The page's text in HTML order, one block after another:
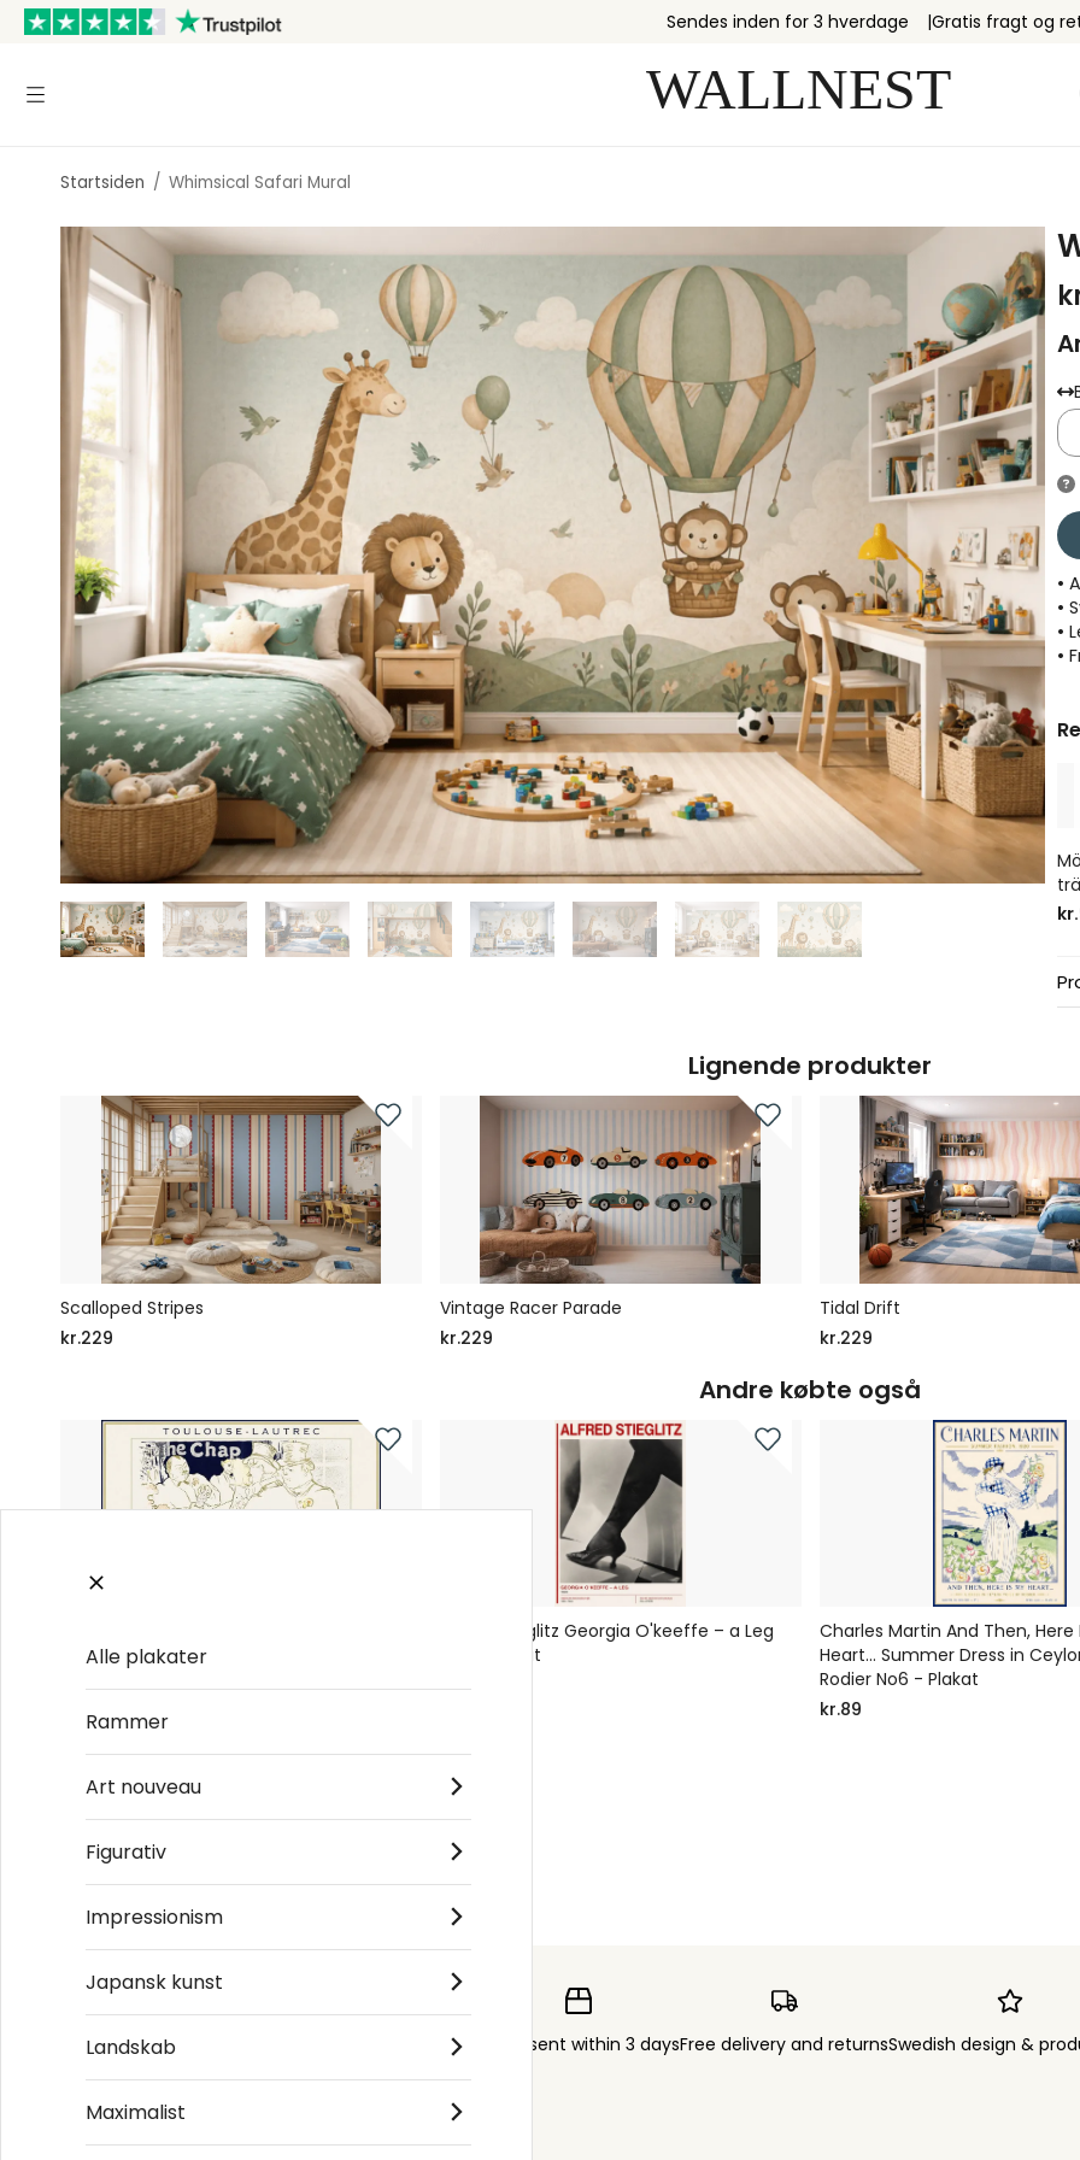
Sendes inden for 3 hverdage Gratis fragt og
Startsiden / Whimsical Safari Mural
•
•
•
•
Lignende produkter
Scalloped Stripes
kr.229
Vintage Racer Parade
kr.229
Tidal Drift
kr.229
Andre købte også
Plakat
kr.89
Alfred Stieglitz Georgia O'keeffe – a Leg
No5 - Plakat
kr.89
Charles Martin And Then, Here
Heart... Summer Dress in
Rodier No6 - Plakat
kr.89
Order sent within 3 daysFree delivery and returnsSwedish design &
Alle plakater
Rammer
Art nouveau
Figurativ
Impressionism
Japansk kunst
Landskab
Maximalist